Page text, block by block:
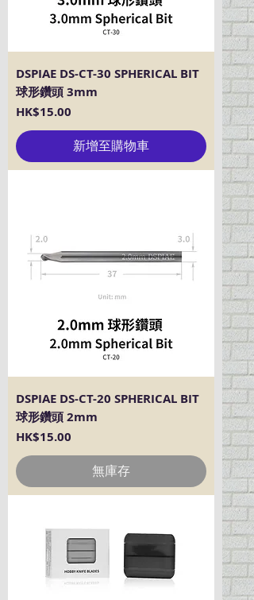
DSPIAE DS-CT-30 SPHERICAL BIT
球形鑽頭 3mm
價格
HK$15.00
新增至購物車
DSPIAE DS-CT-20 SPHERICAL BIT
球形鑽頭 2mm
價格
HK$15.00
無庫存